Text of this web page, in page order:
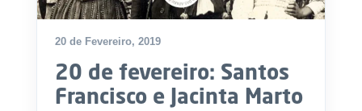
20 de Fevereiro, 2019
20 de fevereiro: Santos
Francisco e Jacinta Marto
O
R